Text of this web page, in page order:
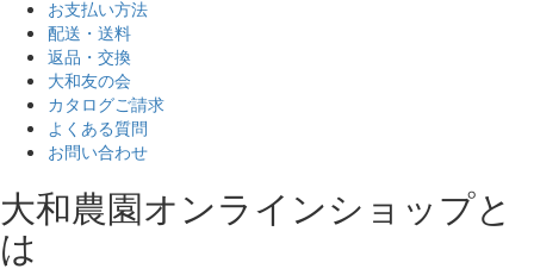
お支払い方法
配送・送料
返品・交換
大和友の会
カタログご請求
よくある質問
お問い合わせ
大和農園オンラインショップと
は